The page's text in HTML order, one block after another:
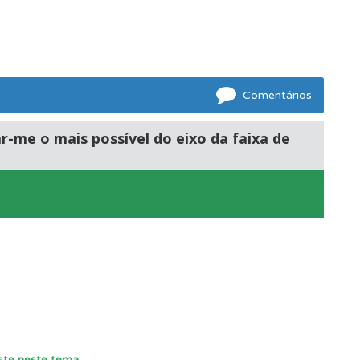
Comentários
o mais possível do eixo da faixa de